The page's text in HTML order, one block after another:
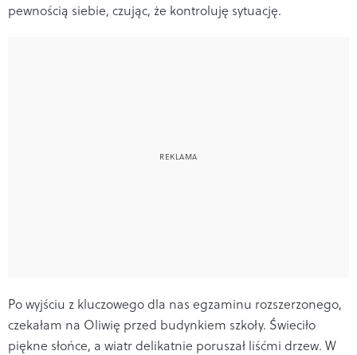
pewnością siebie, czując, że kontroluję sytuację.
Po wyjściu z kluczowego dla nas egzaminu rozszerzonego,
czekałam na Oliwię przed budynkiem szkoły. Świeciło
piękne słońce, a wiatr delikatnie poruszał liśćmi drzew. W